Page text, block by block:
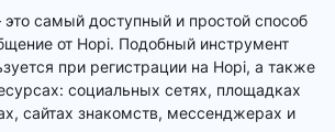
самый доступный и простой способ
от Hopi. Подобный инструмент
при регистрации на Hopi, а также
социальных сетях, площадках
сайтах знакомств, мессенджерах и